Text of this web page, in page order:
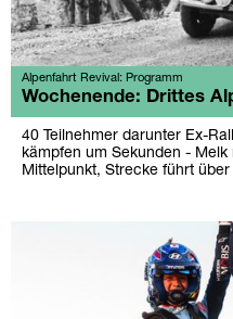
Alpenfahrt Revival: Programm
Wochenende: Drittes
40 Teilnehmer darunter Ex-
kämpfen um Sekunden -
Mittelpunkt, Strecke führt